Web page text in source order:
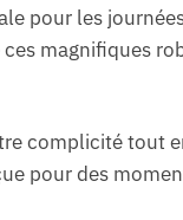
pour les
magnifiques
complicité tout
pour des